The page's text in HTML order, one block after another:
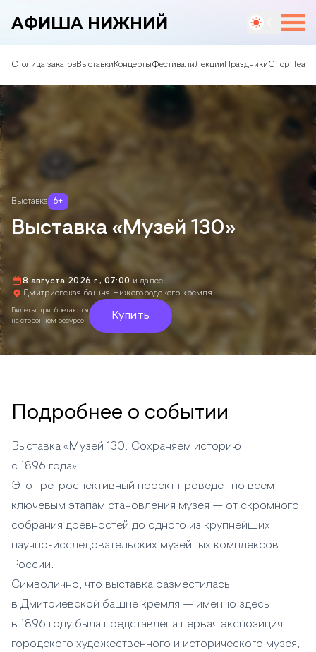
АФИША НИЖНИЙ
Столица закатовВыставкиКонцертыФестивалиЛекции ПраздникиСпорт
Выставка 6+
Выставка «Музей 130»
8 августа 2026 г., 07:00 и далее…
Дмитриевская башня Нижегородского кремля
Билеты приобретаются
на стороннем ресурсе
Купить
Подробнее о событии
Выставка «Музей 130. Сохраняем историю
с 1896 года»
Этот ретроспективный проект проведет по всем
ключевым этапам становления музея — от скромного
собрания древностей до одного из крупнейших
научно-исследовательских музейных комплексов
России.
Символично, что выставка разместилась
в Дмитриевской башне кремля — именно здесь
в 1896 году была представлена первая экспозиция
городского художественного и исторического музея,